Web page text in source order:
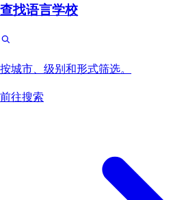
查找语言学校
按城市、级别和形式筛选。
前往搜索